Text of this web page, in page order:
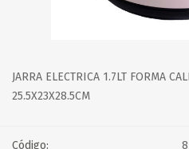
JARRA ELECTRICA 1.7LT FORMA
25.5X23X28.5CM
Código: